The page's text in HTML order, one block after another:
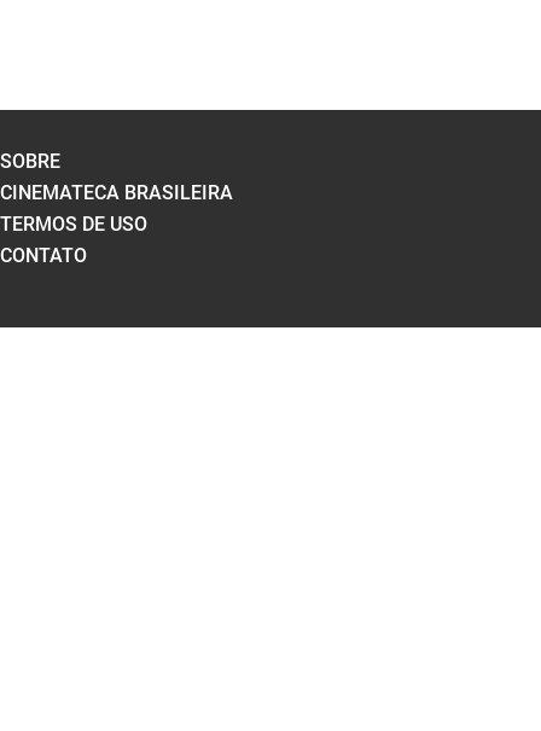
SOBRE
CINEMATECA BRASILEIRA
TERMOS DE USO
CONTATO